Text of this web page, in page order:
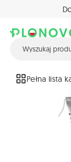
Pełna lista